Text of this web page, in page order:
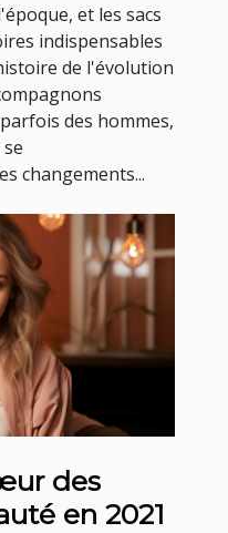
et les sacs
indispensables
de l'évolution
des hommes,
changements...
des
en 2021